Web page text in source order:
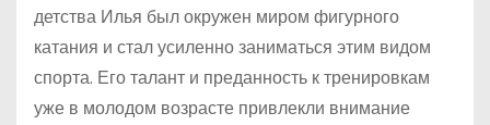
детства Илья был окружен миром фигурного
катания и стал усиленно заниматься этим видом
спорта. Его талант и преданность к тренировкам
уже в молодом возрасте привлекли внимание